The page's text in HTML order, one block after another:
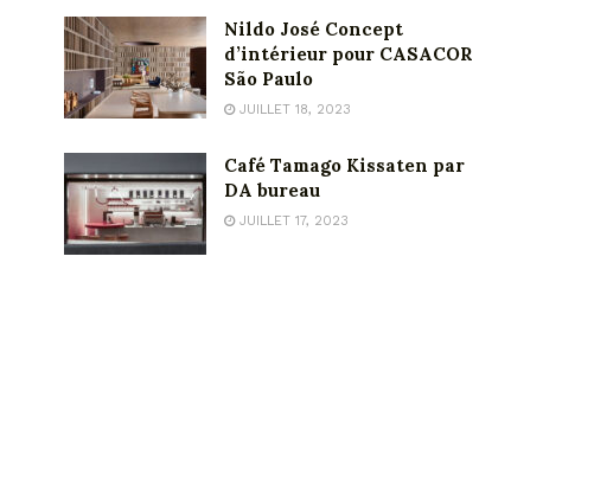
Nildo José Concept
d’intérieur pour CASACOR
São Paulo
JUILLET 18, 2023
Café Tamago Kissaten par
DA bureau
JUILLET 17, 2023